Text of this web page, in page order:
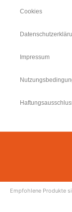
Cookies
Impressum
Empfohlene Produkte